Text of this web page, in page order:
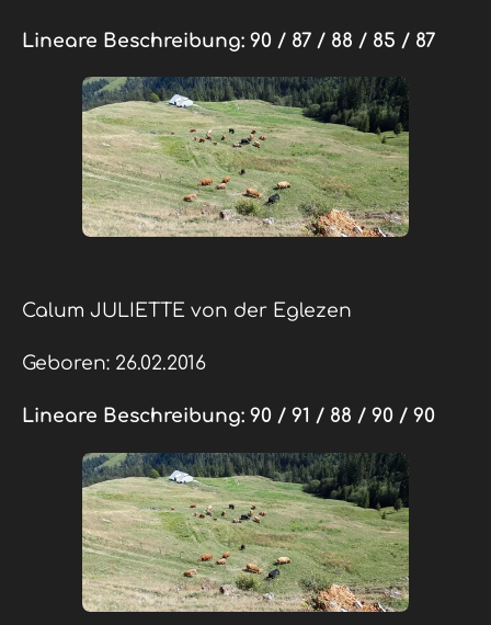
Lineare Beschreibung: 90 / 87 / 88 / 85 / 87
Calum JULIETTE von der Eglezen
Geboren: 26.02.2016
Lineare Beschreibung: 90 / 91 / 88 / 90 / 90